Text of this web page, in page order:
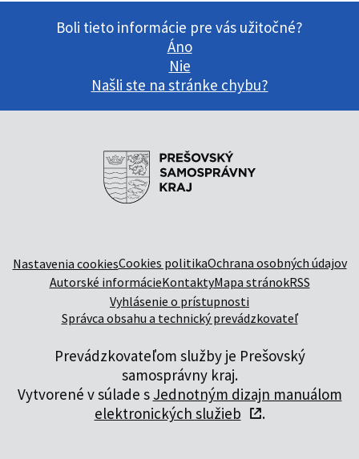
Boli tieto informácie pre vás užitočné?
Áno
Nie
Našli ste na stránke chybu?
Nastavenia cookiesCookies politikaOchrana osobných údajov
Autorské informácieKontaktyMapa stránokRSS
Vyhlásenie o prístupnosti
Správca obsahu a technický prevádzkovateľ
Prevádzkovateľom služby je Prešovský
samosprávny kraj.
Vytvorené v súlade s Jednotným dizajn manuálom
elektronických služieb
.